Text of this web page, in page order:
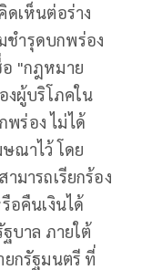
ดเห็นต่อร่าง
ำรุดบกพร่อง
อ "กฎหมาย
งผู้บริโภคใน
ร่อง ไม่ได้
ณาไว้ โดย
มารถเรียกร้อง
อคืนเงินได้
บาล ภายใต้
กรัฐมนตรี ที่